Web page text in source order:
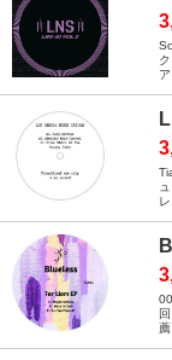
薦